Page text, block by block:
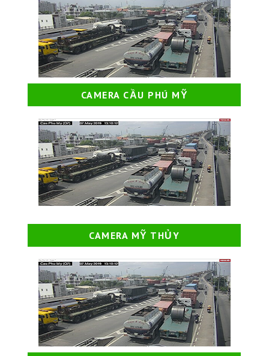
CAMERA CẦU PHÚ MỸ
CAMERA MỸ THỦY